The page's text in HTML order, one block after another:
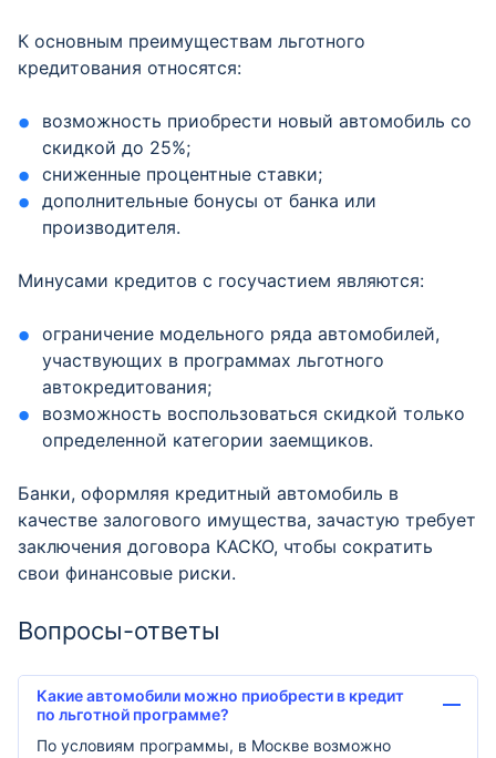
К основным преимуществам льготного
кредитования относятся:
возможность приобрести новый автомобиль со
скидкой до 25%;
сниженные процентные ставки;
дополнительные бонусы от банка или
производителя.
Минусами кредитов с госучастием являются:
ограничение модельного ряда автомобилей,
участвующих в программах льготного
автокредитования;
возможность воспользоваться скидкой только
определенной категории заемщиков.
Банки, оформляя кредитный автомобиль в
качестве залогового имущества, зачастую требует
заключения договора КАСКО, чтобы сократить
свои финансовые риски.
Вопросы-ответы
Какие автомобили можно приобрести в кредит
по льготной программе?
По условиям программы, в Москве возможно